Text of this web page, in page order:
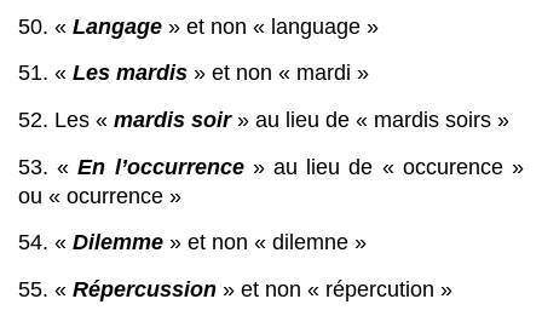
50. « Langage » et non « language »
51. « Les mardis » et non « mardi »
52. Les « mardis soir » au lieu de « mardis soirs »
53. « En l’occurrence » au lieu de « occurence »
ou « ocurrence »
54. « Dilemme » et non « dilemne »
55. « Répercussion » et non « répercution »